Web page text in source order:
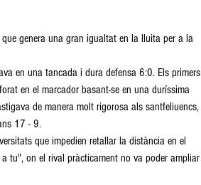
genera una gran igualtat en la lluita per a la
en una tancada i dura defensa 6:0. Els primers
en el marcador basant-se en una duríssima
de manera molt rigorosa als santfeliuencs,
17 - 9.
que impedien retallar la distància en el
tu", on el rival pràcticament no va poder ampliar